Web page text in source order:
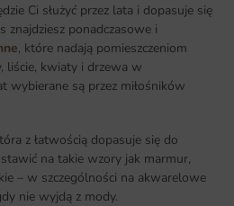
Ci służyć przez lata i dopasuje się
znajdziesz ponadczasowe i
, które nadają pomieszczeniom
liście, kwiaty i drzewa w
wybierane są przez miłośników
z łatwością dopasuje się do
na takie wzory jak marmur,
– w szczególności na akwarelowe
nie wyjdą z mody.